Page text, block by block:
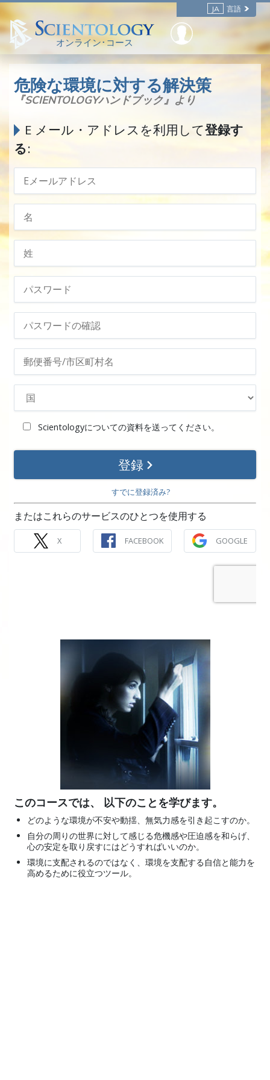
JA 言語
オンライン･コース
危険な環境に対する解決策
『SCIENTOLOGYハンドブック』より
E メール・アドレスを利用して登録す
る:
Scientologyについての資料を送ってください。
登録
すでに登録済み?
またはこれらのサービスのひとつを使用する
X FACEBOOK GOOGLE
このコースでは、 以下のことを学びます。
どのような環境が不安や動揺、無気力感を引き起こすのか。
自分の周りの世界に対して感じる危機感や圧迫感を和らげ、
心の安定を取り戻すにはどうすればいいのか。
環境に支配されるのではなく、環境を支配する自信と能力を
高めるために役立つツール。